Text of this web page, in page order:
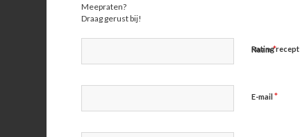
Meepraten?
Draag gerust bij!
Naam*
E-mail*
Rating recept